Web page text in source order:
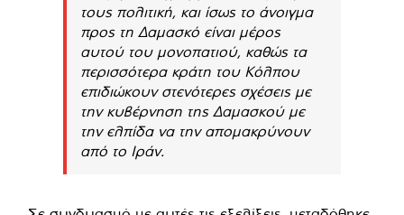
τους πολιτική, και ίσως το άνοιγμα
προς τη Δαμασκό είναι μέρος
αυτού του μονοπατιού, καθώς τα
περισσότερα κράτη του Κόλπου
επιδιώκουν στενότερες σχέσεις με
την κυβέρνηση της Δαμασκού με
την ελπίδα να την απομακρύνουν
από το Ιράν.